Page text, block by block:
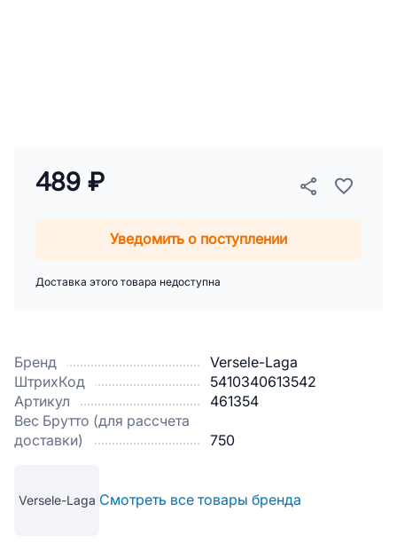
Бренд
Versele-Laga
ШтрихКод
5410340613542
Артикул
461354
Вес Брутто (для рассчета
доставки)
750
Versele-Laga Смотреть все товары бренда
489 ₽
Уведомить о поступлении
Доставка этого товара недоступна